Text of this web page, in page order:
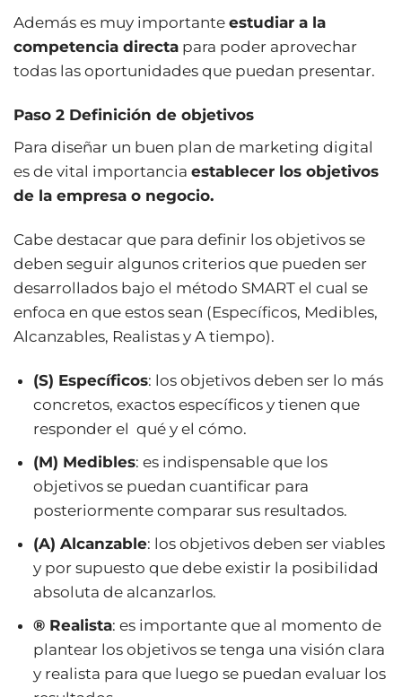
Además es muy importante estudiar a la
competencia directa para poder aprovechar
todas las oportunidades que puedan presentar.
Paso 2 Definición de objetivos
Para diseñar un buen plan de marketing digital
es de vital importancia establecer los objetivos
de la empresa o negocio.
Cabe destacar que para definir los objetivos se
deben seguir algunos criterios que pueden ser
desarrollados bajo el método SMART el cual se
enfoca en que estos sean (Específicos, Medibles,
Alcanzables, Realistas y A tiempo).
(S) Específicos: los objetivos deben ser lo más
concretos, exactos específicos y tienen que
responder el qué y el cómo.
(M) Medibles: es indispensable que los
objetivos se puedan cuantificar para
posteriormente comparar sus resultados.
(A) Alcanzable: los objetivos deben ser viables
y por supuesto que debe existir la posibilidad
absoluta de alcanzarlos.
® Realista: es importante que al momento de
plantear los objetivos se tenga una visión clara
y realista para que luego se puedan evaluar los